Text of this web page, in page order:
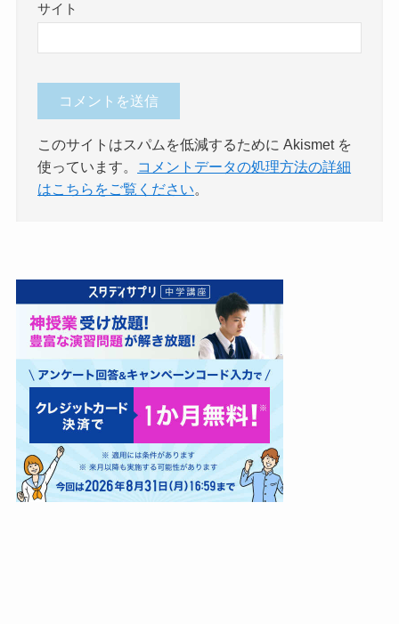
サイト
このサイトはスパムを低減するために Akismet を
使っています。
コメントデータの処理方法の詳細
はこちらをご覧ください。